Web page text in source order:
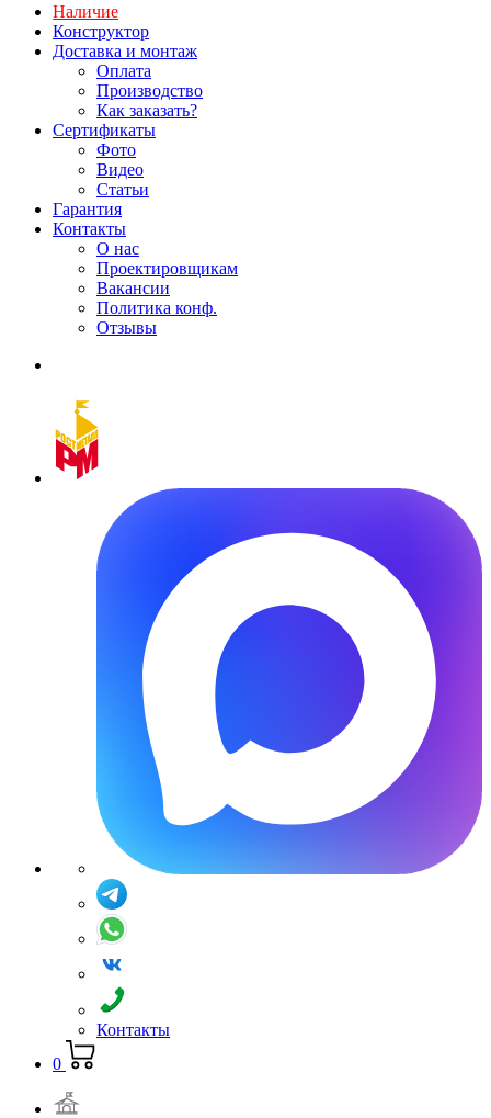
Наличие
Конструктор
Доставка и монтаж
Оплата
Производство
Как заказать?
Сертификаты
Фото
Видео
Статьи
Гарантия
Контакты
О нас
Проектировщикам
Вакансии
Политика конф.
Отзывы
Контакты
0